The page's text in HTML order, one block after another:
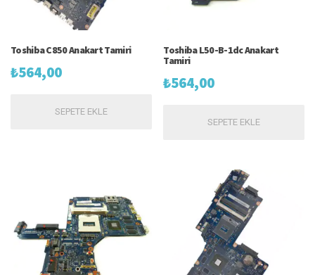
Toshiba C850 Anakart Tamiri
₺564,00
SEPETE EKLE
Toshiba L50-B-1dc Anakart
Tamiri
₺564,00
SEPETE EKLE